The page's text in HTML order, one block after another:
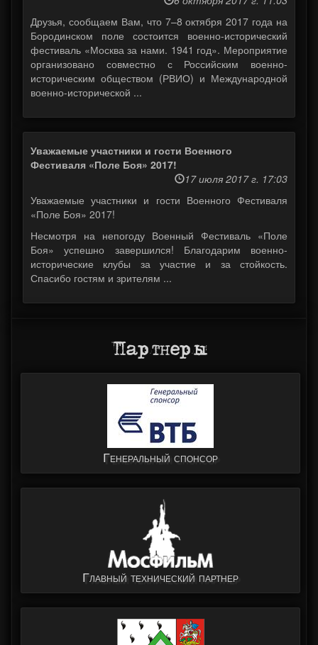
Друзья, сообщаем Вам, что 7–8 октября 2017 года на
Бородинском поле состоится военно-исторический
фестиваль «Москва за нами. 1941 год». Мероприятие
организовано совместно с Российским военно-
историческим обществом (РВИО) и Международной
военно-исторической ...
Уважаемые участники и гости Военного
Фестиваля «Поле Боя» 2017!
17 июля 2017 г. 17:03
Уважаемые участники и гости Военного Фестиваля
«Поле Боя» 2017!
Несмотря на непогоду Военный Фестиваль «Поле
Боя» успешно завершился! Благодарим военно-
исторические клубы за участие и за стойкость.
Спасибо гостям и зрителям ...
Партнеры
Генеральный спонсор
Главный технический партнер